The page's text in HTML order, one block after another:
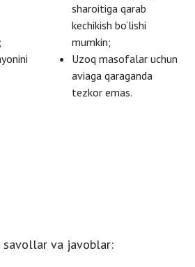
sharoitiga qarab
kechikish bo‘lishi
mumkin;
Uzoq masofalar uchun
aviaga qaraganda
tezkor emas.
savollar va javoblar: